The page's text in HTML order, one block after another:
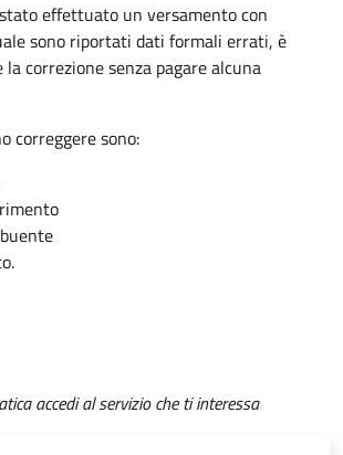
effettuato un versamento con
sono riportati dati formali errati, è
la correzione senza pagare alcuna
correggere sono:
accedi al servizio che ti interessa